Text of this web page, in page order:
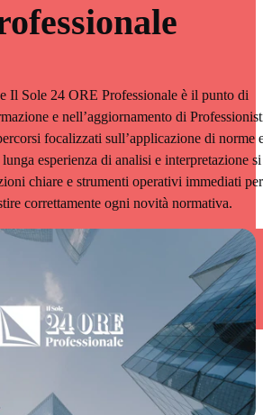
Il Sole 24 ORE Professionale è il punto di
e nell’aggiornamento di
focalizzati sull’applicazione di norme
esperienza di analisi e interpretazione si
chiare e strumenti operativi immediati per
correttamente ogni novità normativa.